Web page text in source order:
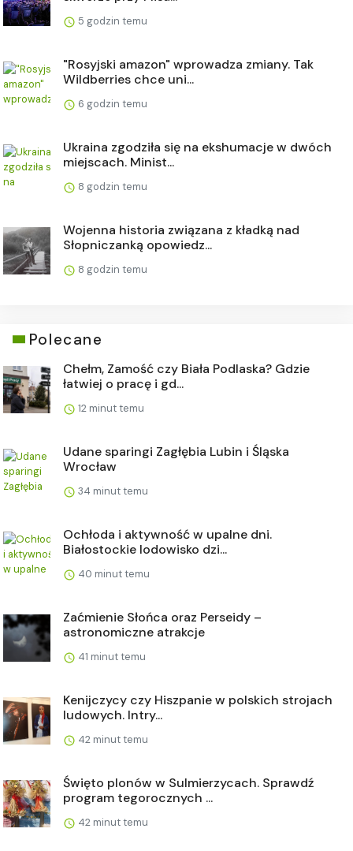
5 godzin temu
"Rosyjski amazon" wprowadza zmiany. Tak
Wildberries chce uni...
6 godzin temu
Ukraina zgodziła się na ekshumacje w dwóch
miejscach. Minist...
8 godzin temu
Wojenna historia związana z kładką nad
Słopniczanką opowiedz...
8 godzin temu
Polecane
Chełm, Zamość czy Biała Podlaska? Gdzie
łatwiej o pracę i gd...
12 minut temu
Udane sparingi Zagłębia Lubin i Śląska
Wrocław
34 minut temu
Ochłoda i aktywność w upalne dni.
Białostockie lodowisko dzi...
40 minut temu
Zaćmienie Słońca oraz Perseidy –
astronomiczne atrakcje
41 minut temu
Kenijczycy czy Hiszpanie w polskich strojach
ludowych. Intry...
42 minut temu
Święto plonów w Sulmierzycach. Sprawdź
program tegorocznych ...
42 minut temu